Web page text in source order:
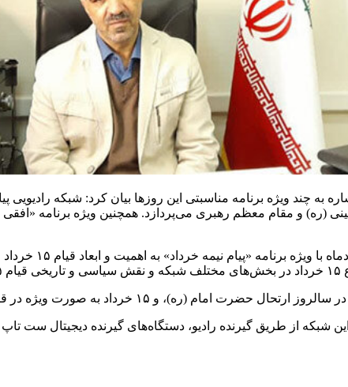
به چند ویژه برنامه مناسبتی این روزها بیان کرد: شبکه رادیویی
خمینی (ره) و مقام معظم رهبری می‌پردازد. همچنین ویژه برنامه
با ویژه برنامه «پیام
نیمه
رادیو
شبکه از طریق گیرنده رادیو، دستگاه‌های گیرنده دیجیتال ست تاپ